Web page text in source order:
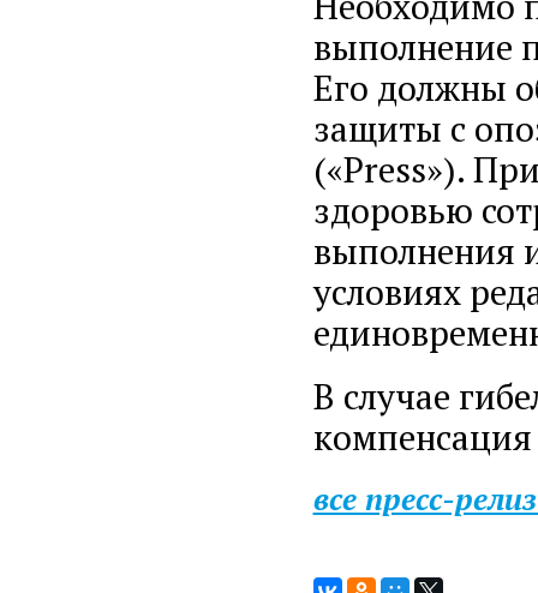
выполнение
Его должны
защиты с
(«Press»).
здоровью
выполнения
условиях
В случае
все пресс-